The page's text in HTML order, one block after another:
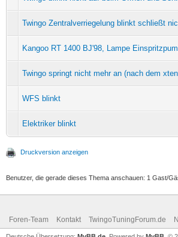
Twingo Zentralverriegelung blinkt schließt
Kangoo RT 1400 BJ'98, Lampe
Twingo springt nicht mehr an (nach dem
WFS blinkt
Elektriker blinkt
Druckversion anzeigen
Benutzer, die gerade dieses Thema anschauen: 1 Gast/
Foren-Team Kontakt TwingoTuningForum.de